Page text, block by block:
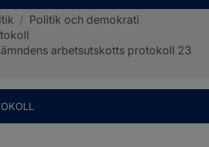
/ Politik och demokrati
arbetsutskotts protokoll 23